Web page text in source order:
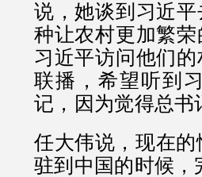
说，她谈到习近
种让农村更加繁
习近平访问他们
联播，希望听到
记，因为觉得总书
任大伟说，现在
驻到中国的时候，